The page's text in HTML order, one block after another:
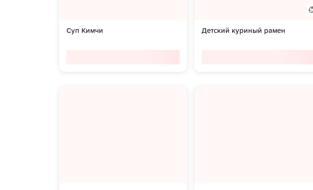
Суп Кимчи Детский куриный рамен